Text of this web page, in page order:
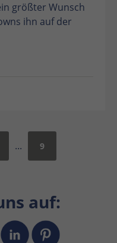
größter Wunsch
ihn auf der
... 9
auf: